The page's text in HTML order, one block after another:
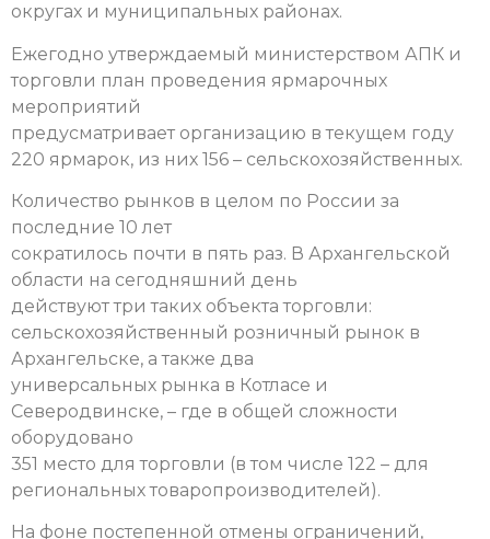
округах и муниципальных районах.
Ежегодно утверждаемый министерством АПК и
торговли план проведения ярмарочных
мероприятий
предусматривает организацию в текущем году
220 ярмарок, из них 156 – сельскохозяйственных.
Количество рынков в целом по России за
последние 10 лет
сократилось почти в пять раз. В Архангельской
области на сегодняшний день
действуют три таких объекта торговли:
сельскохозяйственный розничный рынок в
Архангельске, а также два
универсальных рынка в Котласе и
Северодвинске, – где в общей сложности
оборудовано
351 место для торговли (в том числе 122 – для
региональных товаропроизводителей).
На фоне постепенной отмены ограничений,